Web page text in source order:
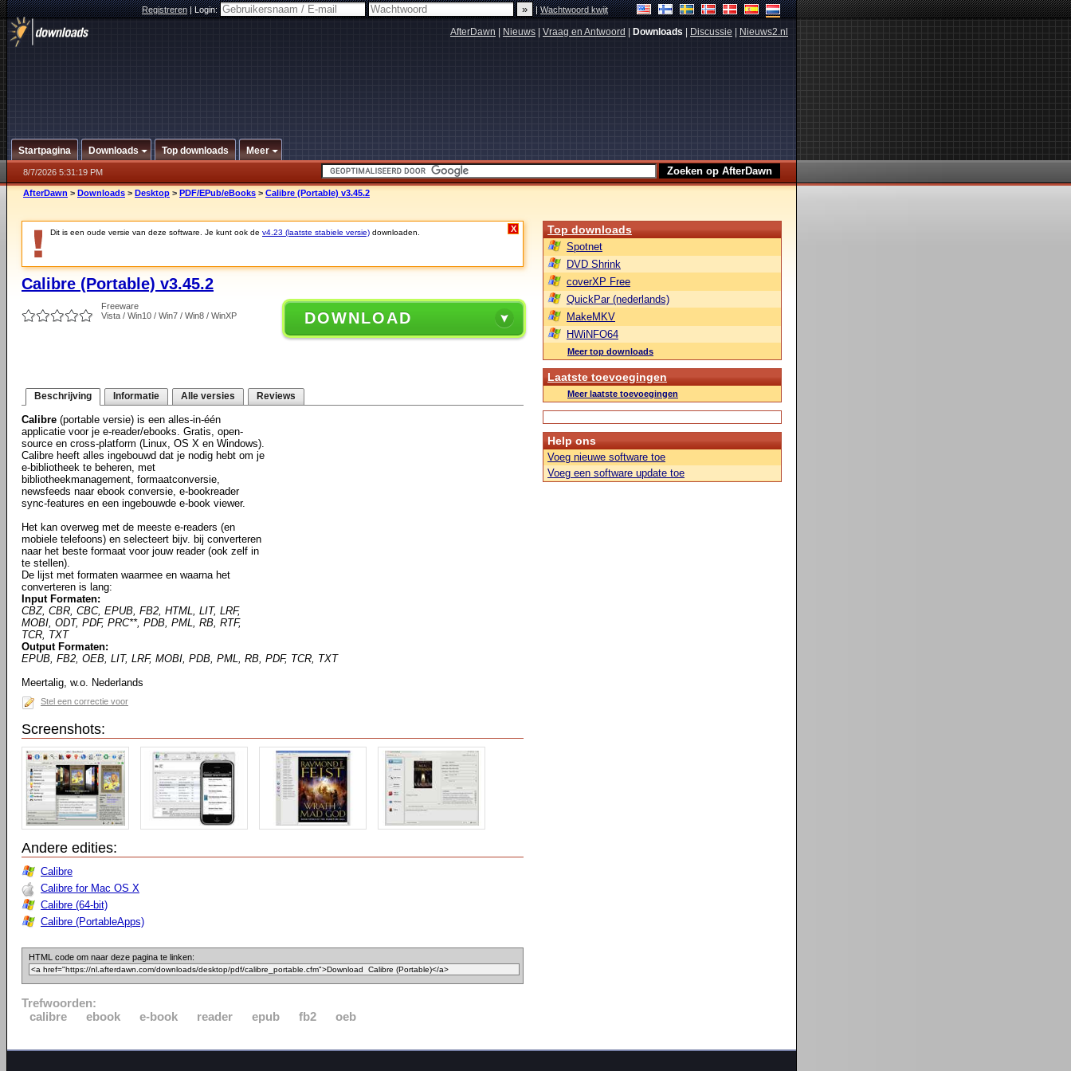
Registreren|Login: |Wachtwoord kwijt
AfterDawn Nieuws Vraag en Antwoord Downloads Discussie Nieuws2.nl
Startpagina Downloads Top downloads Meer
8/7/2026 5:31:19 PM
AfterDawn > Downloads > Desktop > PDF/EPub/eBooks > Calibre (Portable) v3.45.2
Dit is een oude versie van deze software. Je kunt ook de v4.23 (laatste stabiele versie) downloaden. X
Calibre (Portable) v3.45.2
Freeware
Vista / Win10 / Win7 / Win8 / WinXP
DOWNLOAD
Beschrijving Informatie Alle versies Reviews
Calibre (portable versie) is een alles-in-één
applicatie voor je e-reader/ebooks. Gratis, open-
source en cross-platform (Linux, OS X en Windows).
Calibre heeft alles ingebouwd dat je nodig hebt om je
e-bibliotheek te beheren, met
bibliotheekmanagement, formaatconversie,
newsfeeds naar ebook conversie, e-bookreader
sync-features en een ingebouwde e-book viewer.
Het kan overweg met de meeste e-readers (en
mobiele telefoons) en selecteert bijv. bij converteren
naar het beste formaat voor jouw reader (ook zelf in
te stellen).
De lijst met formaten waarmee en waarna het
converteren is lang:
Input Formaten:
CBZ, CBR, CBC, EPUB, FB2, HTML, LIT, LRF,
MOBI, ODT, PDF, PRC**, PDB, PML, RB, RTF,
TCR, TXT
Output Formaten:
EPUB, FB2, OEB, LIT, LRF, MOBI, PDB, PML, RB, PDF, TCR, TXT
Meertalig, w.o. Nederlands
Stel een correctie voor
Screenshots:
Andere edities:
Calibre
Calibre for Mac OS X
Calibre (64-bit)
Calibre (PortableApps)
HTML code om naar deze pagina te linken:
Trefwoorden:
calibre
ebook e-book reader epub fb2 oeb
Top downloads
Spotnet
DVD Shrink
coverXP Free
QuickPar (nederlands)
MakeMKV
HWiNFO64
Meer top downloads
Laatste toevoegingen
Meer laatste toevoegingen
Help ons
Voeg nieuwe software toe
Voeg een software update toe